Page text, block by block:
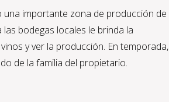
una importante zona de producción de
las bodegas locales le brinda la
y ver la producción. En temporada,
de la familia del propietario.